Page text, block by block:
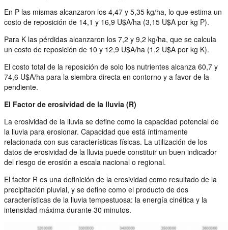
En P las mismas alcanzaron los 4,47 y 5,35 kg/ha, lo que estima un
costo de reposición de 14,1 y 16,9 U$A/ha (3,15 U$A por kg P).
Para K las pérdidas alcanzaron los 7,2 y 9,2 kg/ha, que se calcula
un costo de reposición de 10 y 12,9 U$A/ha (1,2 U$A por kg K).
El costo total de la reposición de solo los nutrientes alcanza 60,7 y
74,6 U$A/ha para la siembra directa en contorno y a favor de la
pendiente.
El Factor de erosividad de la lluvia (R)
La erosividad de la lluvia se define como la capacidad potencial de
la lluvia para erosionar. Capacidad que está íntimamente
relacionada con sus características físicas. La utilización de los
datos de erosividad de la lluvia puede constituir un buen indicador
del riesgo de erosión a escala nacional o regional.
El factor R es una definición de la erosividad como resultado de la
precipitación pluvial, y se define como el producto de dos
características de la lluvia tempestuosa: la energía cinética y la
intensidad máxima durante 30 minutos.